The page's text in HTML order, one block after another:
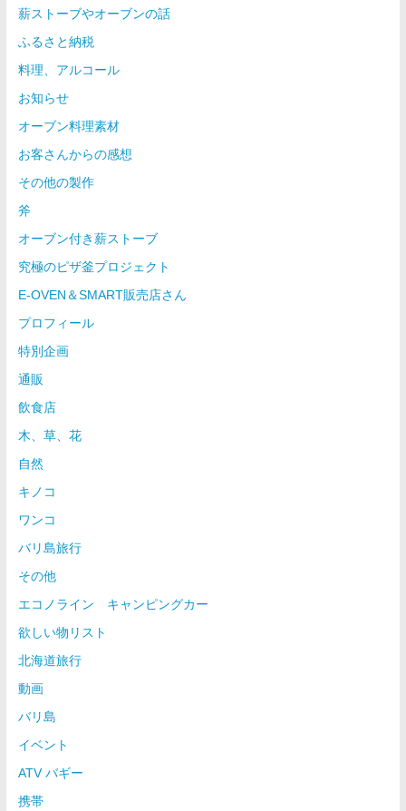
薪ストーブやオーブンの話
ふるさと納税
料理、アルコール
お知らせ
オーブン料理素材
お客さんからの感想
その他の製作
斧
オーブン付き薪ストーブ
究極のピザ釜プロジェクト
E-OVEN＆SMART販売店さん
プロフィール
特別企画
通販
飲食店
木、草、花
自然
キノコ
ワンコ
バリ島旅行
その他
エコノライン キャンピングカー
欲しい物リスト
北海道旅行
動画
バリ島
イベント
ATV バギー
携帯